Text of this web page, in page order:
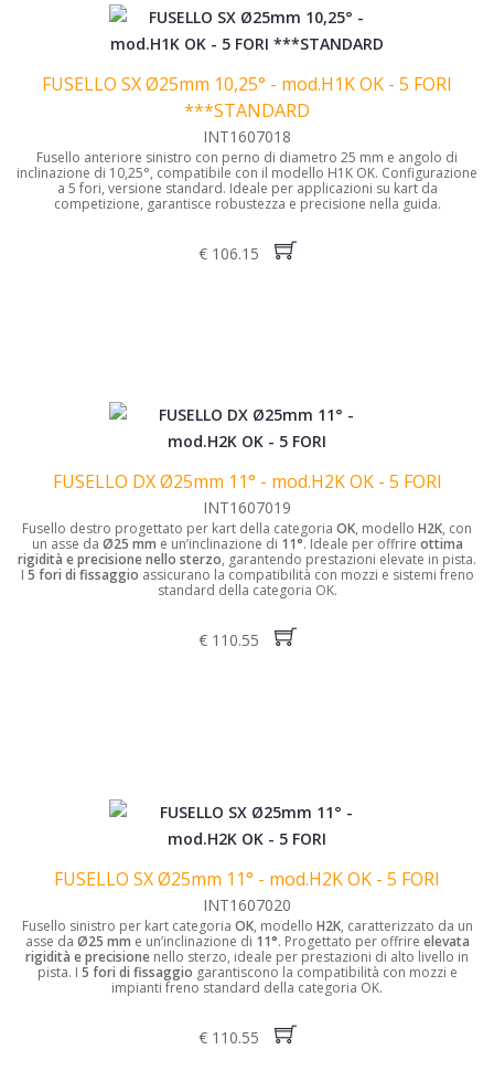
FUSELLO SX Ø25mm 10,25° - mod.H1K OK - 5 FORI
***STANDARD
INT1607018
Fusello anteriore sinistro con perno di diametro 25 mm e angolo di
inclinazione di 10,25°, compatibile con il modello H1K OK. Configurazione
a 5 fori, versione standard. Ideale per applicazioni su kart da
competizione, garantisce robustezza e precisione nella guida.
€ 106.15
FUSELLO DX Ø25mm 11° - mod.H2K OK - 5 FORI
INT1607019
Fusello destro progettato per kart della categoria OK, modello H2K, con
un asse da Ø25 mm e un’inclinazione di 11°. Ideale per offrire ottima
rigidità e precisione nello sterzo, garantendo prestazioni elevate in pista.
I 5 fori di fissaggio assicurano la compatibilità con mozzi e sistemi freno
standard della categoria OK.
€ 110.55
FUSELLO SX Ø25mm 11° - mod.H2K OK - 5 FORI
INT1607020
Fusello sinistro per kart categoria OK, modello H2K, caratterizzato da un
asse da Ø25 mm e un’inclinazione di 11°. Progettato per offrire elevata
rigidità e precisione nello sterzo, ideale per prestazioni di alto livello in
pista. I 5 fori di fissaggio garantiscono la compatibilità con mozzi e
impianti freno standard della categoria OK.
€ 110.55